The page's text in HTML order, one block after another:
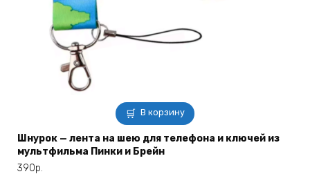
В корзину
Шнурок — лента на шею для телефона и ключей из
мультфильма Пинки и Брейн
390р.